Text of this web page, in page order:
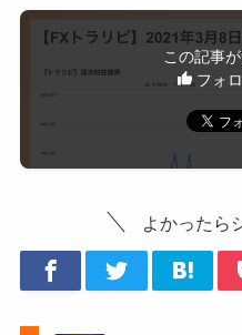
この記事
フォ
よかったら